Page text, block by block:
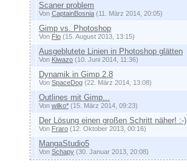
Scaner problem
Von CaptainBosnia (11. März 2014, 20:05)
Gimp vs. Photoshop
Von Flo (15. August 2013, 13:15)
Ausgeblutete Linien in Photoshop glätten
Von Kiwazo (10. Juni 2014, 11:36)
Dynamik in Gimp 2.8
Von SpaceDog (22. März 2014, 13:08)
Outlines mit Gimp...
Von wilko* (15. März 2014, 09:23)
Der Lösung einen großen Schritt näher! :-)
Von Fraro (12. Oktober 2013, 00:16)
MangaStudio5
Von Schapy (30. Januar 2013, 20:08)